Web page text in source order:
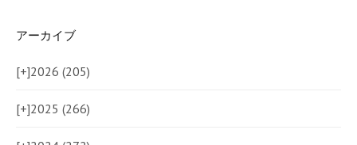
アーカイブ
[+]2026 (205)
[+]2025 (266)